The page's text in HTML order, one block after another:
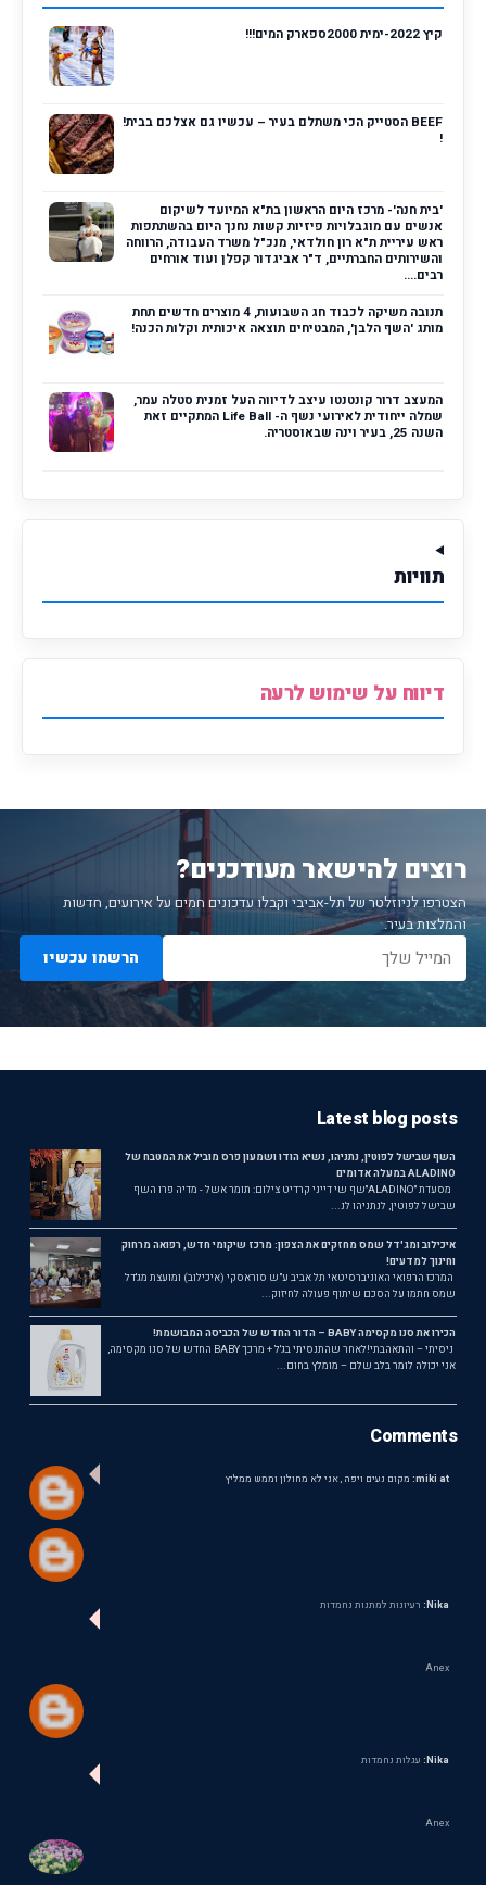
קיץ 2022-ימית 2000ספארק המים!!!
BEEF הסטייק הכי משתלם בעיר – עכשיו גם אצלכם בבית!
!
'בית חנה'- מרכז היום הראשון בת"א המיועד לשיקום
אנשים עם מוגבלויות פיזיות קשות נחנך היום בהשתתפות
ראש עיריית ת"א רון חולדאי, מנכ"ל משרד העבודה, הרווחה
והשירותים החברתיים, ד"ר אביגדור קפלן ועוד אורחים
רבים....
תנובה משיקה לכבוד חג השבועות, 4 מוצרים חדשים תחת
מותג 'השף הלבן', המבטיחים תוצאה איכותית וקלות הכנה!
המעצב דרור קונטנטו עיצב לדיווה העל זמנית סטלה עמר,
שמלה ייחודית לאירועי נשף ה- Life Ball המתקיים זאת
השנה 25, בעיר וינה שבאוסטריה.
תוויות
דיווח על שימוש לרעה
רוצים להישאר מעודכנים?
הצטרפו לניוזלטר של תל-אביבי וקבלו עדכונים חמים על אירועים, חדשות
והמלצות בעיר.
הרשמו עכשיו
Latest blog posts
השף שבישל לפוטין, נתניהו, נשיא הודו ושמעון פרס מוביל את המטבח של
ALADINO במעלה אדומים
מסעדת ״ALADINO״שף שי דייני קרדיט צילום: תומר אשל - מדיה פרו השף
שבישל לפוטין, לנתניהו לנ...
איכילוב ומג'דל שמס מחזקים את הצפון: מרכז שיקומי חדש, רפואה מרחוק
וחינוך למדעים!
המרכז הרפואי האוניברסיטאי תל אביב ע"ש סוראסקי (איכילוב) ומועצת מג'דל
שמס חתמו על הסכם שיתוף פעולה לחיזוק...
הכירו את סנו מקסימה BABY – הדור החדש של הכביסה המבושמת!
ניסיתי – והתאהבתי!לאחר שהתנסיתי בג'ל + מרכך BABY החדש של סנו מקסימה,
אני יכולה לומר בלב שלם – מומלץ בחום...
Comments
miki at: מקום נעים ויפה , אני לא מחולון וממש ממליץ
Nika: רעיונות למתנות נחמדות
Anex
Nika: עגלות נחמדות
Anex